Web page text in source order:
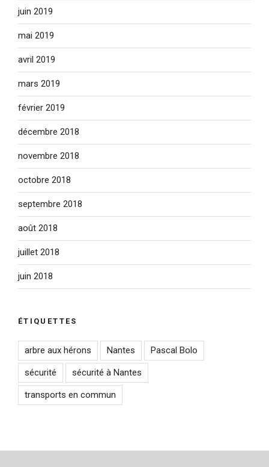
juin 2019
mai 2019
avril 2019
mars 2019
février 2019
décembre 2018
novembre 2018
octobre 2018
septembre 2018
août 2018
juillet 2018
juin 2018
ÉTIQUETTES
arbre aux hérons Nantes Pascal Bolo
sécurité sécurité à Nantes
transports en commun